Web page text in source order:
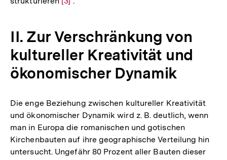
Fußnote
II. Zur Verschränkung von
kultureller Kreativität und
ökonomischer Dynamik
Die enge Beziehung zwischen kultureller Kreativität
und ökonomischer Dynamik wird z. B. deutlich, wenn
man in Europa die romanischen und gotischen
Kirchenbauten auf ihre geographische Verteilung hin
untersucht. Ungefähr 80 Prozent aller Bauten dieser